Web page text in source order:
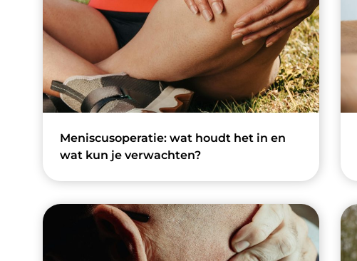
Meniscusoperatie: wat houdt het in en
wat kun je verwachten?